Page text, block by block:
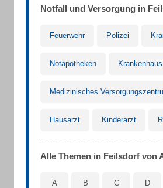
Notfall und Versorgung in
Feuerwehr Polizei
Notapotheken Krankenhaus
Medizinisches
Hausarzt Kinderarzt
Alle Themen in Feilsdorf von
A B C D